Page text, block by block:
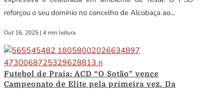
reforçou o seu domínio no concelho de Alcobaça ao...
Out 16, 2025 | 4 min leitura
Futebol de Praia: ACD “O Sotão” vence
Campeonato de Elite pela primeira vez. Da